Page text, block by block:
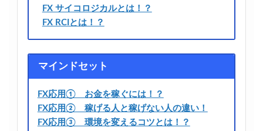
FX サイコロジカルとは！？
FX RCIとは！？
マインドセット
FX応用① お金を稼ぐには！？
FX応用② 稼げる人と稼げない人の違い！
FX応用③ 環境を変えるコツとは！？